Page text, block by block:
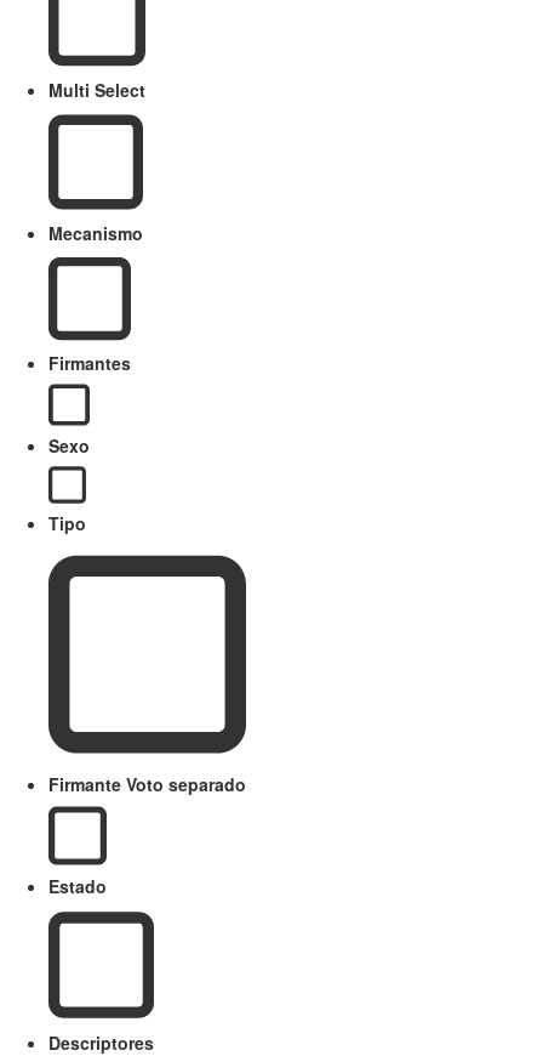
Multi Select
Mecanismo
Firmantes
Sexo
Tipo
Firmante Voto separado
Estado
Descriptores